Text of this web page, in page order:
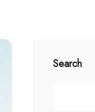
Search